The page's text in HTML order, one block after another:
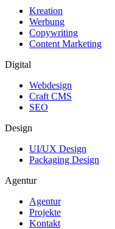
Kreation
Werbung
Copywriting
Content Marketing
Digital
Webdesign
Craft CMS
SEO
Design
UI/UX Design
Packaging Design
Agentur
Agentur
Projekte
Kontakt